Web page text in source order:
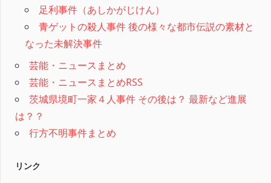
足利事件（あしかがじけん）
青ゲットの殺人事件 後の様々な都市伝説の素材と
なった未解決事件
芸能・ニュースまとめ
芸能・ニュースまとめRSS
茨城県境町一家４人事件 その後は？ 最新など進展
は？？
行方不明事件まとめ
リンク